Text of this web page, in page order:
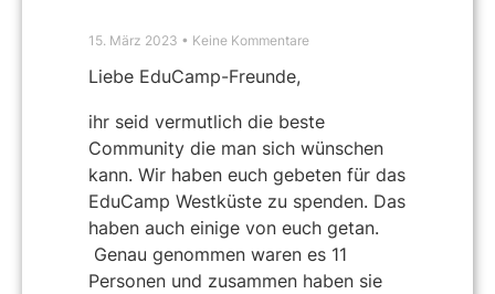
15. März 2023 Keine Kommentare
Liebe EduCamp-Freunde,
ihr seid vermutlich die beste
Community die man sich wünschen
kann. Wir haben euch gebeten für das
EduCamp Westküste zu spenden. Das
haben auch einige von euch getan.
Genau genommen waren es 11
Personen und zusammen haben sie